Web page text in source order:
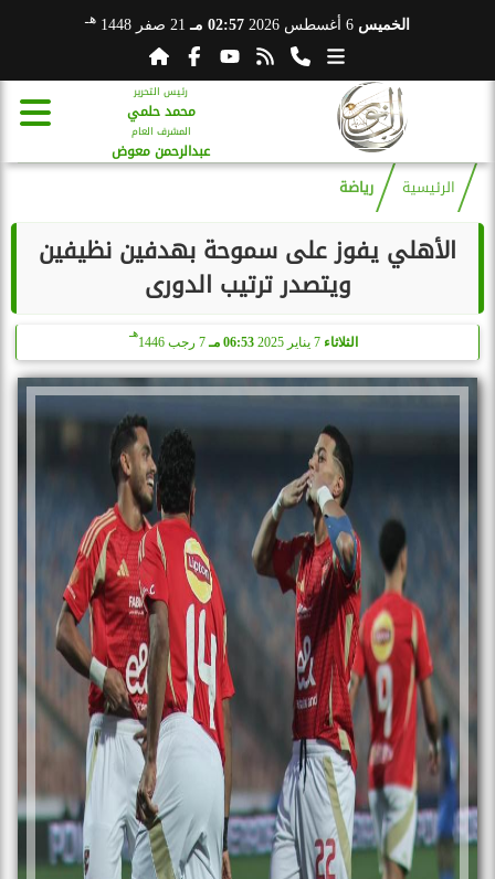
الخميس 02:57 مـ 21 صفر 1448 هـ
رئيس التحرير
محمد حلمي
المشرف العام
عبدالرحمن معوض
الرئيسية رياضة
الأهلي يفوز على سموحة بهدفين نظيفين
ويتصدر ترتيب الدورى
الثلاثاء 7 يناير 2025 06:53 مـ 7 رجب 1446
هـ